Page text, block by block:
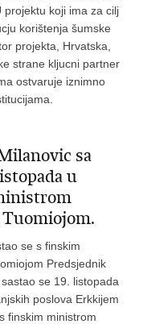
koji ima za cilj
korištenja šumske
projekta, Hrvatska,
strane kljucni partner
ostvaruje iznimno
sa
u
se s finskim
Predsjednik
se 19. listopada
poslova Erkkijem
finskim ministrom